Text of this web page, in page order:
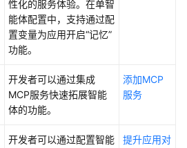
性化的服务体验。在单智
能体配置中，支持通过配
置变量为应用开启“记忆”
功能。
开发者可以通过集成
MCP服务快速拓展智能
体的功能。
添加MCP
服务
开发者可以通过配置智能
提升应用对